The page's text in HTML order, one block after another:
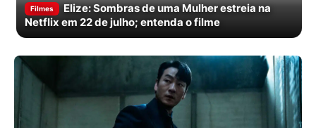
Filmes
Elize: Sombras de uma Mulher estreia na
Netflix em 22 de julho; entenda o filme